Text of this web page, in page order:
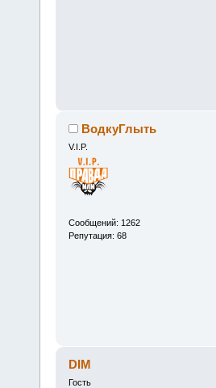
ВодкуГлыть
V.I.P.
Сообщений: 1262
Репутация: 68
DIM
Гость